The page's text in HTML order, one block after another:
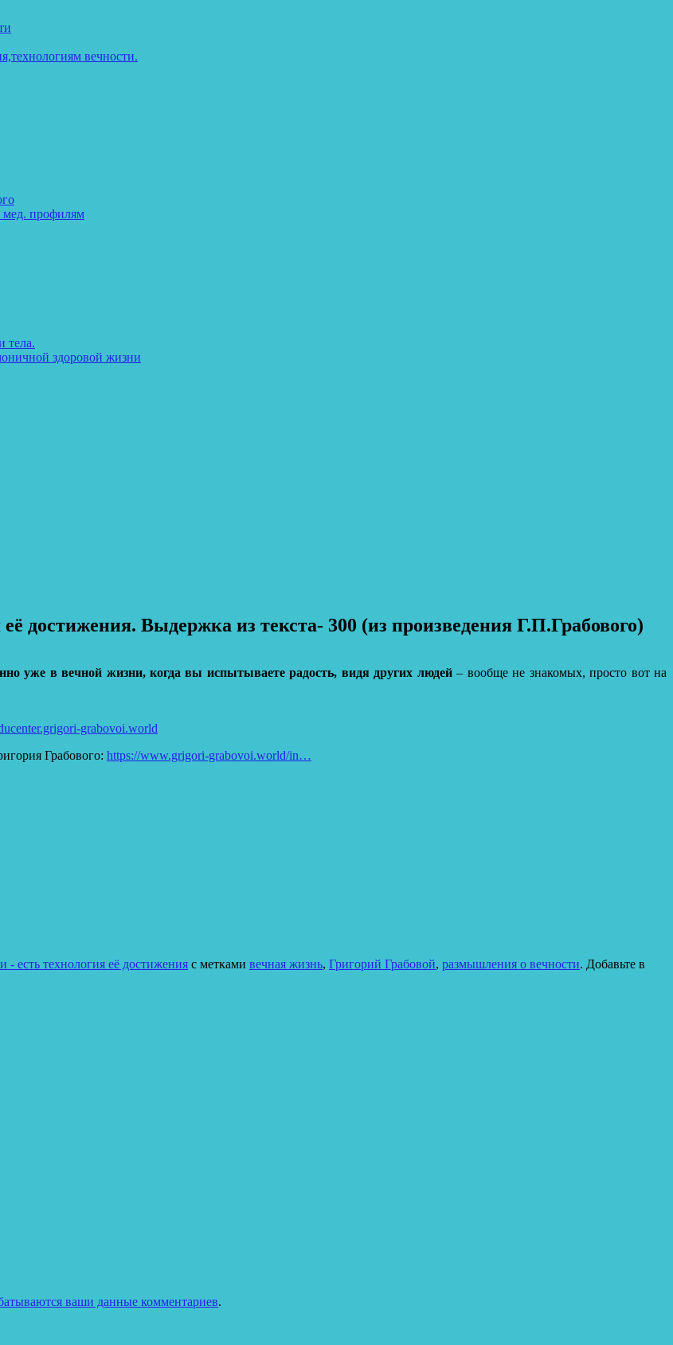
вечности.
мед. профилям
тела.
здоровой жизни
достижения. Выдержка из текста- 300 (из произведения Г.П.Грабового)
уже в вечной жизни, когда вы испытываете радость, видя других людей– вообще не знакомых, просто вот на
grabovoi.world
Грабового: https://www.grigori-grabovoi.world/in…
- есть технология её достижения с метками вечная жизнь, Григорий Грабовой, размышления о вечности. Добавьте в
ваши данные комментариев.